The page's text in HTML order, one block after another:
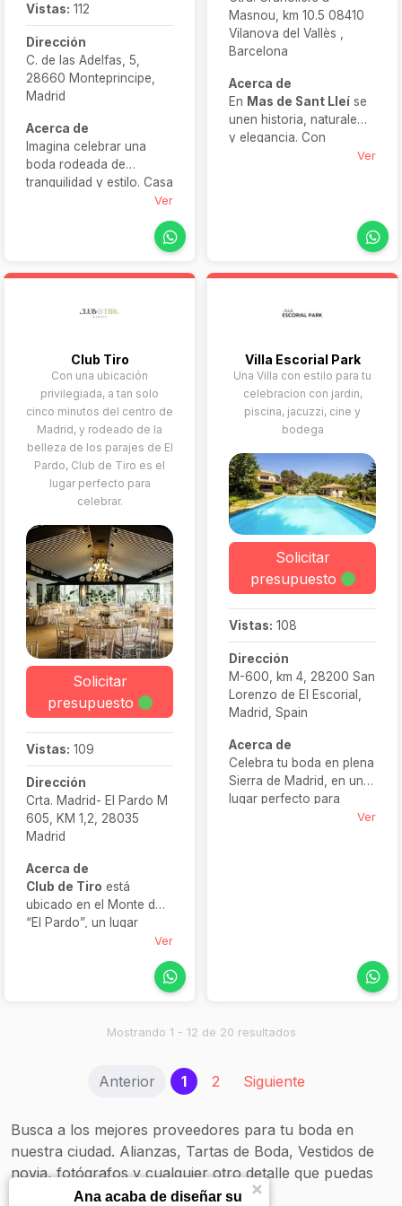
Vistas: 112
Dirección
C. de las Adelfas, 5,
28660 Monteprincipe,
Madrid
Acerca de
Imagina celebrar una
boda rodeada de
tranquilidad y estilo. Casa
Solís Montepríncipe os
naturaleza exquisita con
terrazas, piscina y
decoradas. Aquí podréis
en interiores, con
alojamiento disponible
para vosotros o
acompañantes.
Ver
Masnou, km 10.5 08410
Vilanova del Vallès ,
Barcelona
Acerca de
En Mas de Sant Lleí se
unen historia, naturaleza
y elegancia. Con
menús desde 145 € y un
celebrar tu gran día con
Ver
Club Tiro
Con una ubicación
privilegiada, a tan solo
cinco minutos del centro de
Madrid, y rodeado de la
belleza de los parajes de El
Pardo, Club de Tiro es el
lugar perfecto para
celebrar.
Solicitar
presupuesto
Vistas: 109
Dirección
Crta. Madrid- El Pardo M
605, KM 1,2, 28035
Madrid
Acerca de
Club de Tiro está
ubicado en el Monte de
“El Pardo”, un lugar
considerado como uno
entornos mejor cuidados
minutos del centro de
espectaculares jardines y
elementos que harán
inclinar la balanza para
celebrar tu boda en este
lugar lleno de magia.
Ver
Villa Escorial Park
Una Villa con estilo para tu
celebracion con jardin,
piscina, jacuzzi, cine y
bodega
Solicitar
presupuesto
Vistas: 108
Dirección
M-600, km 4, 28200 San
Lorenzo de El Escorial,
Madrid, Spain
Acerca de
Celebra tu boda en plena
Sierra de Madrid, en un
lugar perfecto para
fusionar elegancia con
cena bajo las estrellas o
la piscina
Ver
Mostrando 1 - 12 de 20 resultados
Anterior 1(current)
2 Siguiente
Busca a los mejores proveedores para tu boda en
nuestra ciudad. Alianzas, Tartas de Boda, Vestidos de
novia, fotógrafos y cualquier otro detalle que puedas
necesitar.Ana acaba de diseñar su